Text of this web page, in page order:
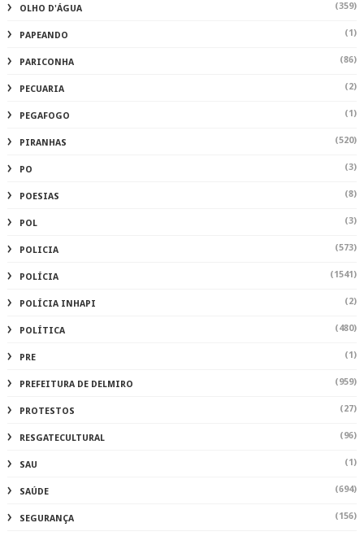
OLHO D'ÁGUA (359)
PAPEANDO (1)
PARICONHA (86)
PECUARIA (2)
PEGAFOGO (1)
PIRANHAS (520)
PO (3)
POESIAS (8)
POL (3)
POLICIA (573)
POLÍCIA (1541)
POLÍCIA INHAPI (2)
POLÍTICA (480)
PRE (1)
PREFEITURA DE DELMIRO (959)
PROTESTOS (27)
RESGATECULTURAL (96)
SAU (1)
SAÚDE (694)
SEGURANÇA (156)